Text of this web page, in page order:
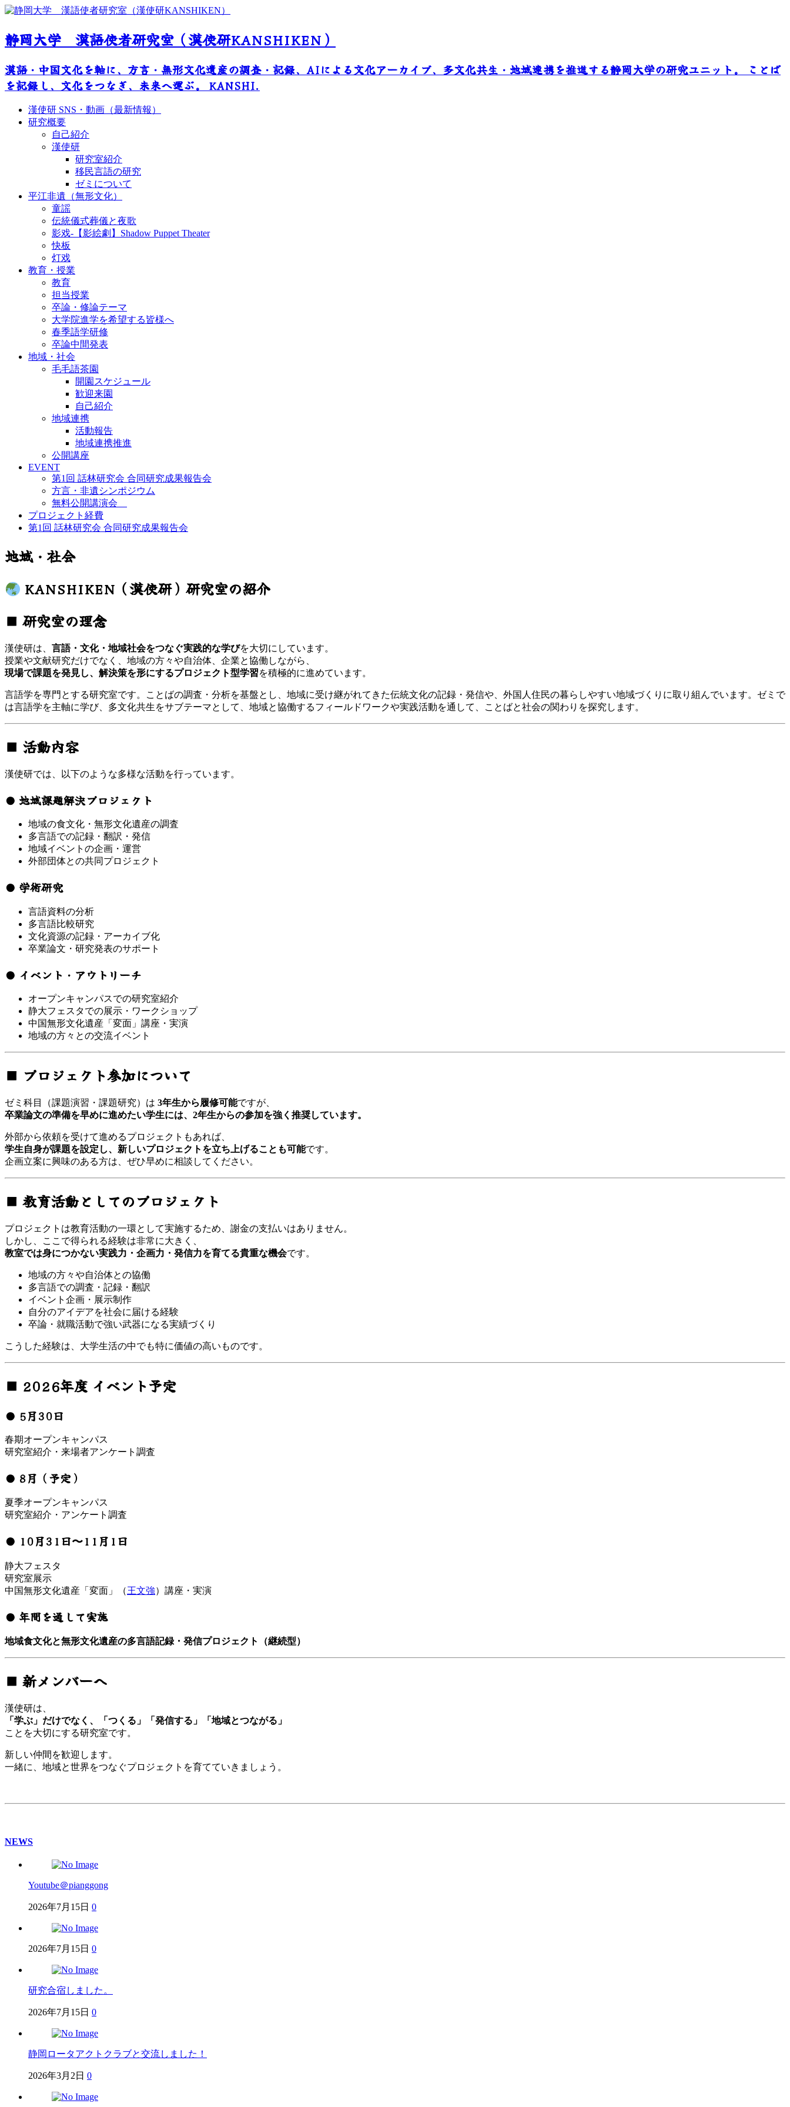
静岡大学 漢語使者研究室（漢使研KANSHIKEN）
漢語・中国文化を軸に、方言・無形文化遺産の調査・記録、AIによる文化アーカイブ、多文化共生・地域連携を推進する静岡大学の研究ユニット。 ことば
を記録し、文化をつなぎ、未来へ運ぶ。 KANSHI.
漢使研 SNS・動画（最新情報）
研究概要
自己紹介
漢使研
研究室紹介
移民言語の研究
ゼミについて
平江非遺（無形文化）
童謡
伝統儀式葬儀と夜歌
影戏-【影絵劇】Shadow Puppet Theater
快板
灯戏
教育・授業
教育
担当授業
卒論・修論テーマ
大学院進学を希望する皆様へ
春季語学研修
卒論中間発表
地域・社会
毛毛語茶園
開園スケジュール
歓迎来園
自己紹介
地域連携
活動報告
地域連携推進
公開講座
EVENT
第1回 話林研究会 合同研究成果報告会
方言・非遺シンポジウム
無料公開講演会
プロジェクト経費
第1回 話林研究会 合同研究成果報告会
地域・社会
KANSHIKEN（漢使研）研究室の紹介
■ 研究室の理念
漢使研は、 言語・文化・地域社会をつなぐ実践的な学びを大切にしています。
授業や文献研究だけでなく、地域の方々や自治体、企業と協働しながら、
現場で課題を発見し、解決策を形にするプロジェクト型学習を積極的に進めています。
言語学を専門とする研究室です。ことばの調査・分析を基盤とし、地域に受け継がれてきた伝統文化の記録・発信や、外国人住民の暮らしやすい地域づくりに取り組んでいます。ゼミで
は言語学を主軸に学び、多文化共生をサブテーマとして、地域と協働するフィールドワークや実践活動を通して、ことばと社会の関わりを探究します。
■ 活動内容
漢使研では、以下のような多様な活動を行っています。
● 地域課題解決プロジェクト
地域の食文化・無形文化遺産の調査
多言語での記録・翻訳・発信
地域イベントの企画・運営
外部団体との共同プロジェクト
● 学術研究
言語資料の分析
多言語比較研究
文化資源の記録・アーカイブ化
卒業論文・研究発表のサポート
● イベント・アウトリーチ
オープンキャンパスでの研究室紹介
静大フェスタでの展示・ワークショップ
中国無形文化遺産「変面」講座・実演
地域の方々との交流イベント
■ プロジェクト参加について
ゼミ科目（課題演習・課題研究）は 3年生から履修可能ですが、
卒業論文の準備を早めに進めたい学生には、2年生からの参加を強く推奨しています。
外部から依頼を受けて進めるプロジェクトもあれば、
学生自身が課題を設定し、新しいプロジェクトを立ち上げることも可能です。
企画立案に興味のある方は、ぜひ早めに相談してください。
■ 教育活動としてのプロジェクト
プロジェクトは教育活動の一環として実施するため、謝金の支払いはありません。
しかし、ここで得られる経験は非常に大きく、
教室では身につかない実践力・企画力・発信力を育てる貴重な機会です。
地域の方々や自治体との協働
多言語での調査・記録・翻訳
イベント企画・展示制作
自分のアイデアを社会に届ける経験
卒論・就職活動で強い武器になる実績づくり
こうした経験は、大学生活の中でも特に価値の高いものです。
■ 2026年度 イベント予定
● 5月30日
春期オープンキャンパス
研究室紹介・来場者アンケート調査
● 8月（予定）
夏季オープンキャンパス
研究室紹介・アンケート調査
● 10月31日〜11月1日
静大フェスタ
研究室展示
中国無形文化遺産「変面」（王文強）講座・実演
● 年間を通して実施
地域食文化と無形文化遺産の多言語記録・発信プロジェクト（継続型）
■ 新メンバーへ
漢使研は、
「学ぶ」だけでなく、「つくる」「発信する」「地域とつながる」
ことを大切にする研究室です。
新しい仲間を歓迎します。
一緒に、地域と世界をつなぐプロジェクトを育てていきましょう。
NEWS
Youtube＠pianggong
2026年7月15日 0
2026年7月15日 0
研究合宿しました。
2026年7月15日 0
静岡ロータアクトクラブと交流しました！
2026年3月2日 0